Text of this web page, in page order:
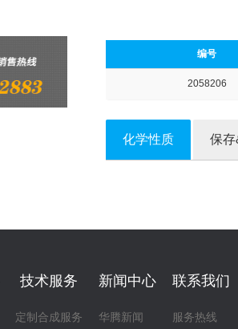
编号
2058206
化学性质 保存
技术服务
定制合成服务
新闻中心
华腾新闻
联系我们
服务热线